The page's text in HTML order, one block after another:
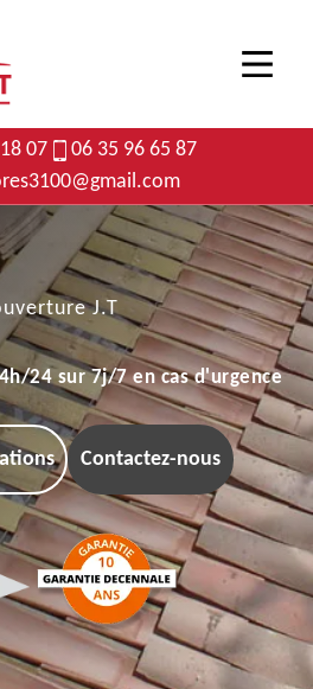
07
06 35 96 65 87
J.T
24 sur 7j/7 en cas d'urgence
Contactez-nous